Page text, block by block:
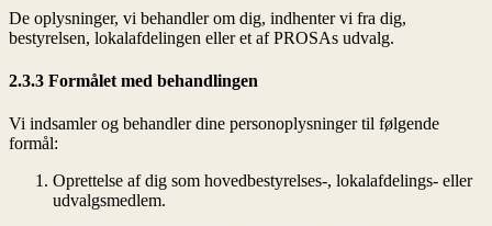
De oplysninger, vi behandler om dig, indhenter vi fra dig,
bestyrelsen, lokalafdelingen eller et af PROSAs udvalg.
2.3.3 Formålet med behandlingen
Vi indsamler og behandler dine personoplysninger til følgende
formål:
Oprettelse af dig som hovedbestyrelses-, lokalafdelings- eller
udvalgsmedlem.